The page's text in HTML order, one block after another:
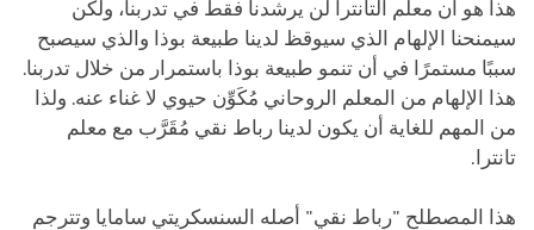
هذا هو أن معلم التانترا لن يرشدنا فقط في تدربنا، ولكن
سيمنحنا الإلهام الذي سيوقظ لدينا طبيعة بوذا والذي سيصبح
سببًا مستمرًا في أن تنمو طبيعة بوذا باستمرار من خلال تدربنا.
هذا الإلهام من المعلم الروحاني مُكَوِّن حيوي لا غناء عنه. ولذا
من المهم للغاية أن يكون لدينا رباط نقي مُقَرَّب مع معلم
تانترا.
هذا المصطلح "رباط نقي" أصله السنسكريتي سامايا وتترجم